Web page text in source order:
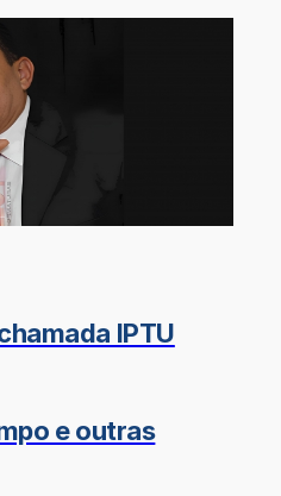
IPTU
e outras